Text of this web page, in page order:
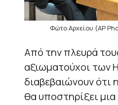
Φώτο Αρχείου (AP
Από την πλευρά
αξιωματούχοι των
διαβεβαιώνουν ότι
θα υποστηρίξει